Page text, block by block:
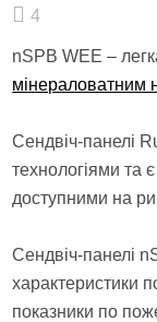
4
nSPB WEE –
мінераловатним
Сендвіч-панелі
технологіями та
доступними на
Сендвіч-панелі
характеристики
показники по